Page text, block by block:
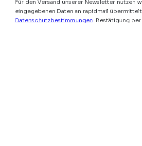
Für den Versand unserer Newsletter nutzen
eingegebenen Daten an rapidmail
Datenschutzbestimmungen. Bestätigung